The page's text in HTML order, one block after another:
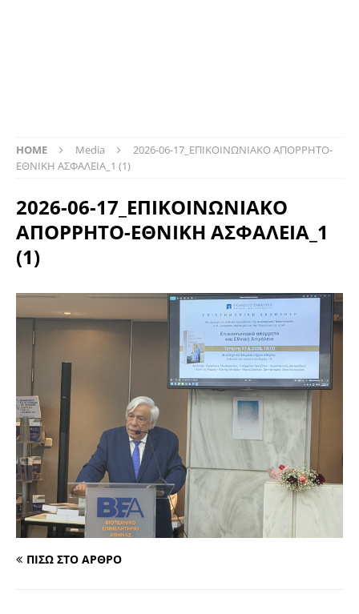
HOME Media
2026-06-17_ΕΠΙΚΟΙΝΩΝΙΑΚΟ ΑΠΟΡΡΗΤΟ-
ΕΘΝΙΚΗ ΑΣΦΑΛΕΙΑ_1 (1)
2026-06-17_ΕΠΙΚΟΙΝΩΝΙΑΚΟ
ΑΠΟΡΡΗΤΟ-ΕΘΝΙΚΗ ΑΣΦΑΛΕΙΑ_1
(1)
ΠΙΣΩ ΣΤΟ ΑΡΘΡΟ